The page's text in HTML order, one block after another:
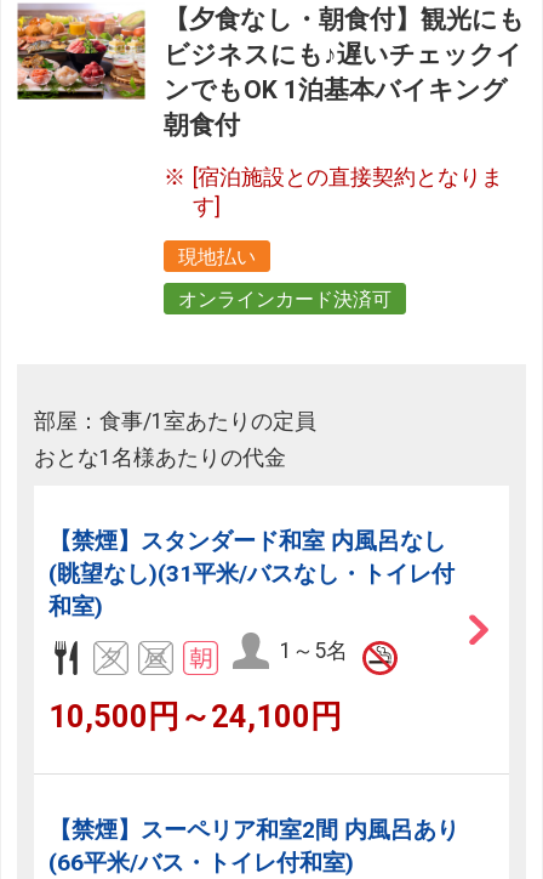
【夕食なし・朝食付】観光にも
ビジネスにも♪遅いチェックイ
ンでもOK 1泊基本バイキング
朝食付
[宿泊施設との直接契約となりま
す]
現地払い
オンラインカード決済可
部屋：食事/1室あたりの定員
おとな1名様あたりの代金
【禁煙】スタンダード和室 内風呂なし
(眺望なし)(31平米/バスなし・トイレ付
和室)
1～5名
10,500円～24,100円
【禁煙】スーペリア和室2間 内風呂あり
(66平米/バス・トイレ付和室)